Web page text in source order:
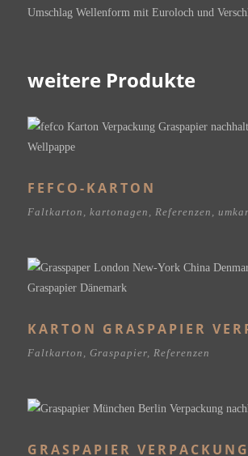
Umschlag Wellenform mit Euroloch und
weitere Produkte
FEFCO-KARTON
Faltkarton , kartonagen , Referenzen ,
KARTON GRASPAPIER
Faltkarton , Graspapier, Referenzen
GRASPAPIER VERPACKUNG